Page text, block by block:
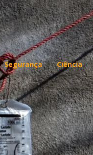
Segurança Ciência